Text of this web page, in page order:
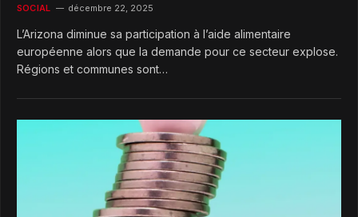
SOCIAL décembre 22, 2025
L’Arizona diminue sa participation à l’aide alimentaire
européenne alors que la demande pour ce secteur explose.
Régions et communes sont…